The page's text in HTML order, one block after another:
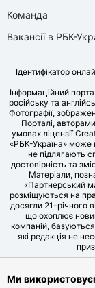
Команда
Вакансії в РБК-
Ідентифікатор
Інформаційний
російську та
Фотографії,
Порталі,
умовах ліцензії
«РБК-Україна» може
не підлягають
достовірність та
Матеріали,
«Партнерський
розміщуються на
досягли 21-річного
що охоплює
компаній, базуються
які редакція не
Ми